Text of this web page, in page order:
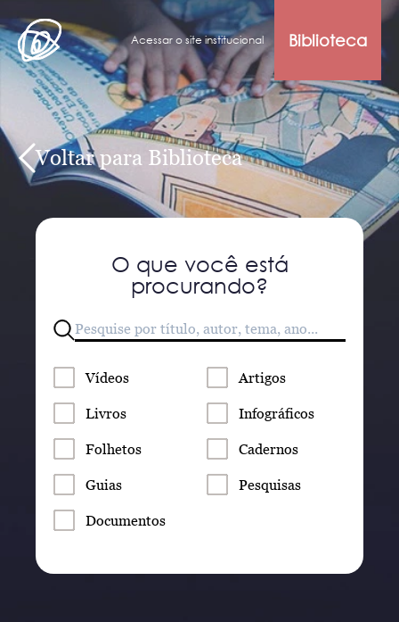
Acessar o site institucional Biblioteca
Voltar para Biblioteca
O que você está
procurando?
Vídeos Artigos
Livros Infográficos
Folhetos Cadernos
Guias Pesquisas
Documentos